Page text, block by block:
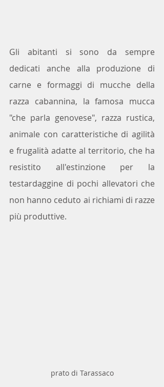
Gli abitanti si sono da sempre
dedicati anche alla produzione di
carne e formaggi di mucche della
razza cabannina, la famosa mucca
"che parla genovese", razza rustica,
animale con caratteristiche di agilità
e frugalità adatte al territorio, che ha
resistito all'estinzione per la
testardaggine di pochi allevatori che
non hanno ceduto ai richiami di razze
più produttive.
prato di Tarassaco